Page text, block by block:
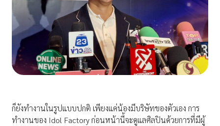
ก็ยังทำงานในรูปแบบปกติ เพียงแค่น้องมีบริษัทของตัวเอง การ
ทำงานของ Idol Factory ก่อนหน้านี้จะดูแลศิลปินด้วยการที่มีผู้